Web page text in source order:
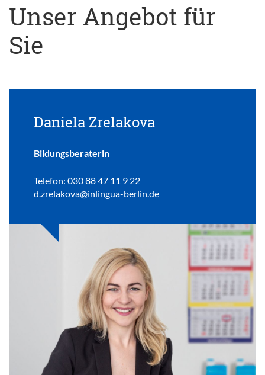
Unser Angebot für
Sie
Daniela Zrelakova
Bildungsberaterin
Telefon: 030 88 47 11 9 22
d.zrelakova@inlingua-berlin.de